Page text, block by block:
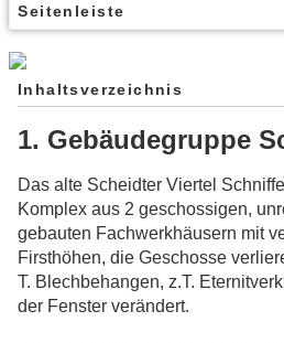
Seitenleiste
Inhaltsverzeichnis
1. Gebäudegruppe
Das alte Scheidter Viertel
Komplex aus 2 geschossigen,
gebauten Fachwerkhäusern mit
Firsthöhen, die Geschosse
T. Blechbehangen, z.T.
der Fenster verändert.